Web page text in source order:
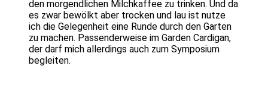
den morgendlichen Milchkaffee zu trinken. Und da
es zwar bewölkt aber trocken und lau ist nutze
ich die Gelegenheit eine Runde durch den Garten
zu machen. Passenderweise im Garden Cardigan,
der darf mich allerdings auch zum Symposium
begleiten.